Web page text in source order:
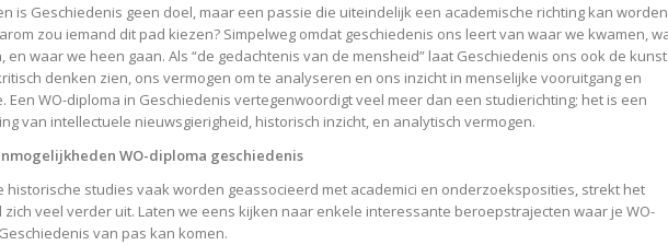
is Geschiedenis geen doel, maar een passie die uiteindelijk een academische richting kan
zou iemand dit pad kiezen? Simpelweg omdat geschiedenis ons leert van waar we kwamen,
en waar we heen gaan. Als “de gedachtenis van de mensheid” laat Geschiedenis ons ook de kunst
denken zien, ons vermogen om te analyseren en ons inzicht in menselijke vooruitgang en
Een WO-diploma in Geschiedenis vertegenwoordigt veel meer dan een studierichting; het is een
van intellectuele nieuwsgierigheid, historisch inzicht, en analytisch vermogen.
WO-diploma geschiedenis
historische studies vaak worden geassocieerd met academici en onderzoeksposities, strekt het
zich veel verder uit. Laten we eens kijken naar enkele interessante beroepstrajecten waar je WO-
van pas kan komen.